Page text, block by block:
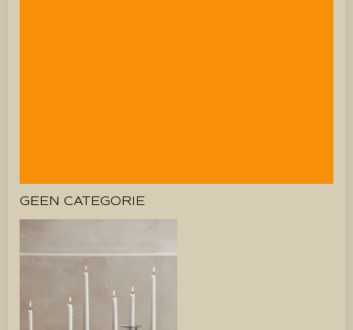
GEEN CATEGORIE